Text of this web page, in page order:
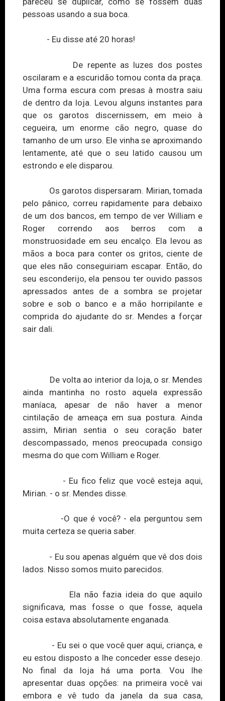
pessoas usando a sua boca.
- Eu disse até 20 horas!
De repente as luzes dos postes
oscilaram e a escuridão tomou conta da praça.
Uma forma escura com presas à mostra saiu
de dentro da loja. Levou alguns instantes para
que os garotos discernissem, em meio à
cegueira, um enorme cão negro, quase do
tamanho de um urso. Ele vinha se aproximando
lentamente, até que o seu latido causou um
estrondo e ele disparou.
Os garotos dispersaram. Mirian, tomada
pelo pânico, correu rapidamente para debaixo
de um dos bancos, em tempo de ver William e
Roger correndo aos berros com a
monstruosidade em seu encalço. Ela levou as
mãos a boca para conter os gritos, ciente de
que eles não conseguiriam escapar. Então, do
seu esconderijo, ela pensou ter ouvido passos
apressados antes de a sombra se projetar
sobre e sob o banco e a mão horripilante e
comprida do ajudante do sr. Mendes a forçar
sair dali.
De volta ao interior da loja, o sr. Mendes
ainda mantinha no rosto aquela expressão
maníaca, apesar de não haver a menor
cintilação de ameaça em sua postura. Ainda
assim, Mirian sentia o seu coração bater
descompassado, menos preocupada consigo
mesma do que com William e Roger.
- Eu fico feliz que você esteja aqui,
Mirian. - o sr. Mendes disse.
-O que é você? - ela perguntou sem
muita certeza se queria saber.
- Eu sou apenas alguém que vê dos dois
lados. Nisso somos muito parecidos.
Ela não fazia ideia do que aquilo
significava, mas fosse o que fosse, aquela
coisa estava absolutamente enganada.
- Eu sei o que você quer aqui, criança, e
eu estou disposto a lhe conceder esse desejo.
No final da loja há uma porta. Vou lhe
apresentar duas opções: na primeira você vai
embora e vê tudo da janela da sua casa,